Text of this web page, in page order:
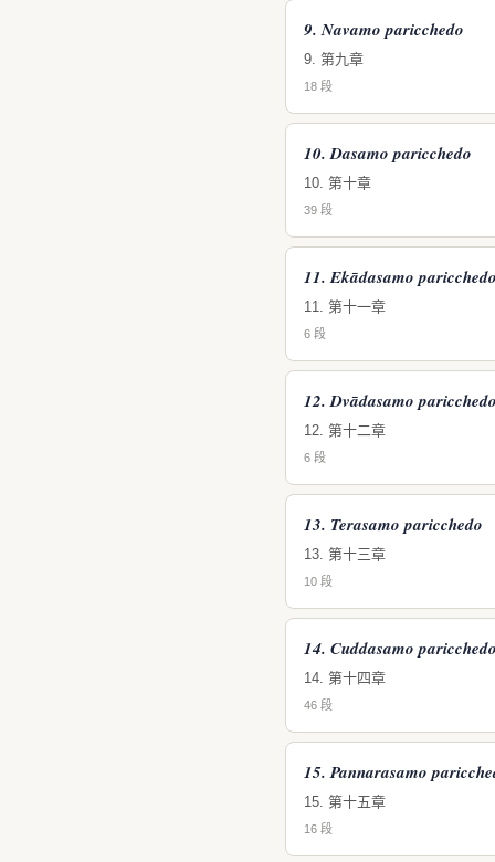
9. Navamo paricchedo
9. 第九章
18 段
10. Dasamo paricchedo
10. 第十章
39 段
11. Ekādasamo paricchedo
11. 第十一章
6 段
12. Dvādasamo paricchedo
12. 第十二章
6 段
13. Terasamo paricchedo
13. 第十三章
10 段
14. Cuddasamo paricchedo
14. 第十四章
46 段
15. Pannarasamo
15. 第十五章
16 段